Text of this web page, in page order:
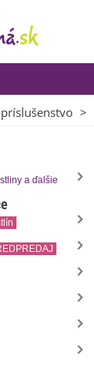
>
a ďalšie